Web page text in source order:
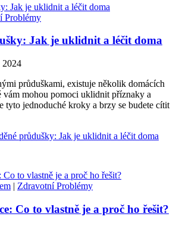
Problémy
Jak je uklidnit a léčit doma
2024
průduškami, existuje několik domácích
vám mohou pomoci uklidnit příznaky a
tyto jednoduché kroky a brzy se budete cítit
průdušky: Jak je uklidnit a léčit doma
| Zdravotní Problémy
Co to vlastně je a proč ho řešit?